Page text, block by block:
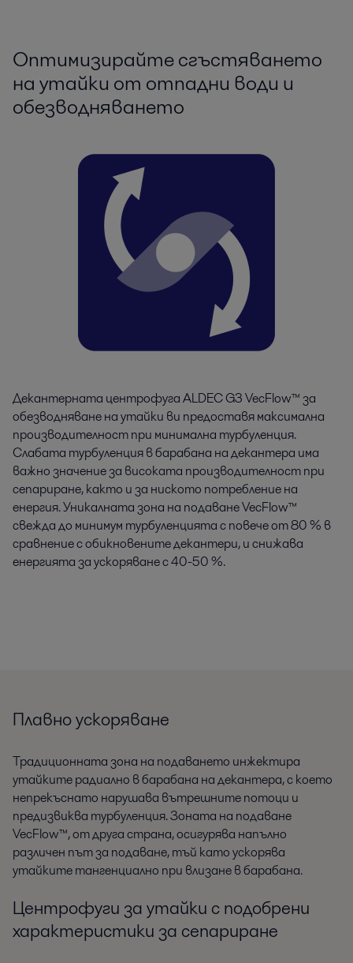
Оптимизирайте сгъстяването
на утайки от отпадни води и
обезводняването
Декантерната центрофуга ALDEC G3 VecFlow™ за
обезводняване на утайки ви предоставя максимална
производителност при минимална турбуленция.
Слабата турбуленция в барабана на декантера има
важно значение за високата производителност при
сепариране, както и за ниското потребление на
енергия. Уникалната зона на подаване VecFlow™
свежда до минимум турбуленцията с повече от 80 % в
сравнение с обикновените декантери, и снижава
енергията за ускоряване с 40-50 %.
Плавно ускоряване
Традиционната зона на подаването инжектира
утайките радиално в барабана на декантера, с което
непрекъснато нарушава вътрешните потоци и
предизвиква турбуленция. Зоната на подаване
VecFlow™, от друга страна, осигурява напълно
различен път за подаване, тъй като ускорява
утайките тангенциално при влизане в барабана.
Центрофуги за утайки с подобрени
характеристики за сепариране